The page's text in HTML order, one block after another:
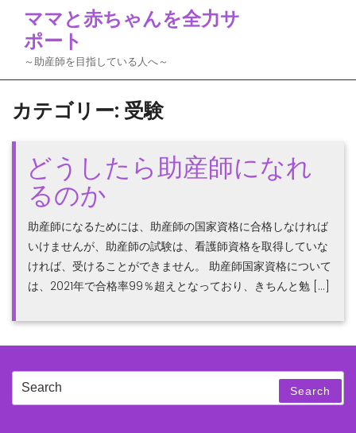
content
ママと赤ちゃんを全力サ
ポート
～助産師を目指している人へ～
カテゴリー: 受験
どうしたら助産師になれ
るのか
助産師になるためには、助産師の国家資格に合格しなければ
いけませんが、助産師の試験は、看護師資格を取得していな
ければ、受けることができません。 助産師国家資格について
は、2021年で合格率99％超えとなっており、きちんと勉 […]
Search
Search